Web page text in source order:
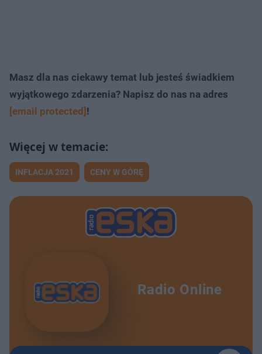
Masz dla nas ciekawy temat lub jesteś świadkiem
wyjątkowego zdarzenia? Napisz do nas na adres
[email protected] !
INFLACJA 2021 CENY W GÓRĘ
Radio Online